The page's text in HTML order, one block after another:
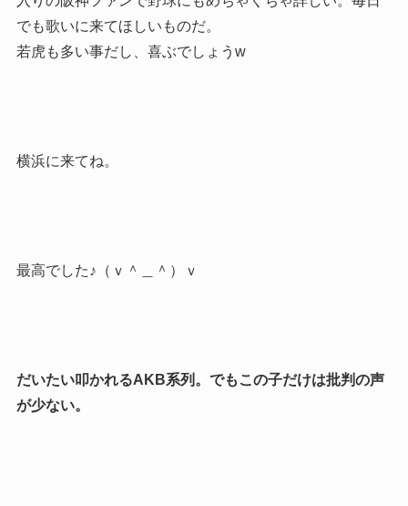
でも歌いに来てほしいものだ。
若虎も多い事だし、喜ぶでしょうw
横浜に来てね。
最高でした♪（ｖ＾＿＾）ｖ
だいたい叩かれるAKB系列。でもこの子だけは批判の声
が少ない。